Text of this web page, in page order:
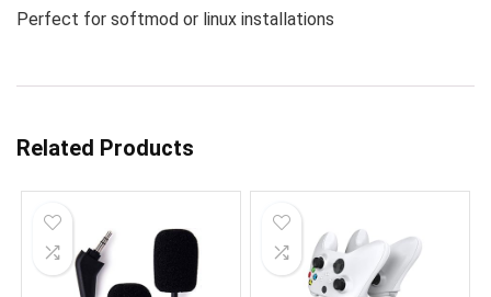
Perfect for softmod or linux installations
Related Products